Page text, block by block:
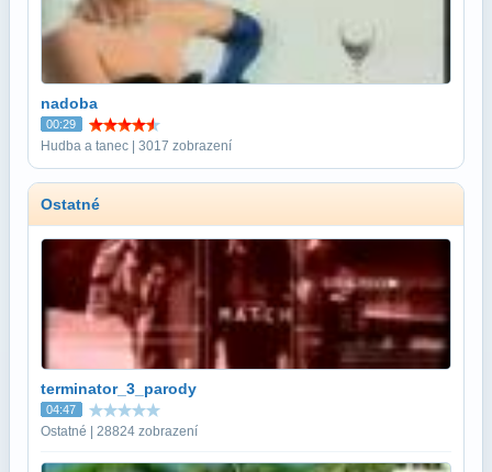
nadoba
00:29
Hudba a tanec | 3017 zobrazení
Ostatné
terminator_3_parody
04:47
Ostatné | 28824 zobrazení